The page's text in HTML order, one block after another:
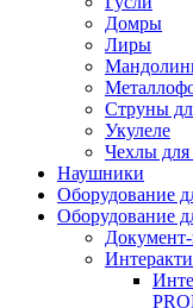
Домры
Лиры
Струны
Укулеле
Чехлы
Наушники
Оборудование
Оборудование